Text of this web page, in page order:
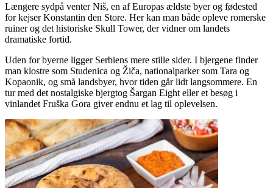
Længere sydpå venter Niš, en af Europas ældste byer og fødested
for kejser Konstantin den Store. Her kan man både opleve romerske
ruiner og det historiske Skull Tower, der vidner om landets
dramatiske fortid.
Uden for byerne ligger Serbiens mere stille sider. I bjergene finder
man klostre som Studenica og Žiča, nationalparker som Tara og
Kopaonik, og små landsbyer, hvor tiden går lidt langsommere. En
tur med det nostalgiske bjergtog Šargan Eight eller et besøg i
vinlandet Fruška Gora giver endnu et lag til oplevelsen.